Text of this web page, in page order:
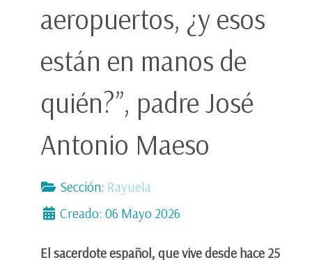
aeropuertos, ¿y esos
están en manos de
quién?”, padre José
Antonio Maeso
Sección: Rayuela
Creado: 06 Mayo 2026
El sacerdote español, que vive desde hace 25